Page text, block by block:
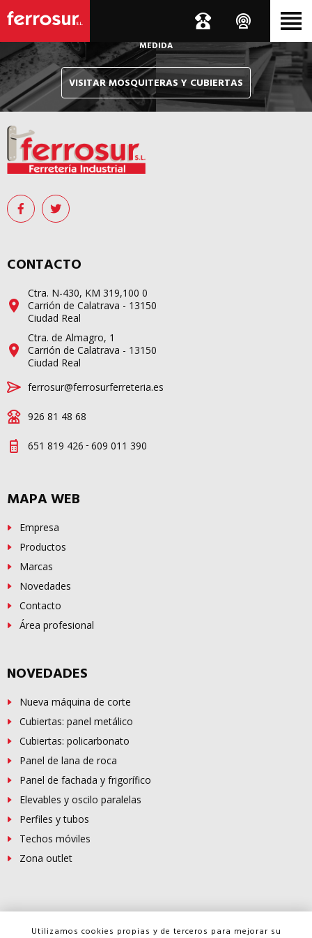
Le hacemos llegar, allí donde esté, y en tiempo récord,
sus pedidos de mosquiteras y sistemas de cubiertas confeccionados A
MEDIDA
VISITAR MOSQUITERAS Y CUBIERTAS
CONTACTO
Ctra. N-430, KM 319,100 0
Carrión de Calatrava - 13150
Ciudad Real
Ctra. de Almagro, 1
Carrión de Calatrava - 13150
Ciudad Real
ferrosur@ferrosurferreteria.es
926 81 48 68
651 819 426 - 609 011 390
MAPA WEB
Empresa
Productos
Marcas
Novedades
Contacto
Área profesional
NOVEDADES
Nueva máquina de corte
Cubiertas: panel metálico
Cubiertas: policarbonato
Panel de lana de roca
Panel de fachada y frigorífico
Elevables y oscilo paralelas
Perfiles y tubos
Techos móviles
Zona outlet
© Copyright - FERROSUR2026
Utilizamos cookies propias y de terceros para mejorar su